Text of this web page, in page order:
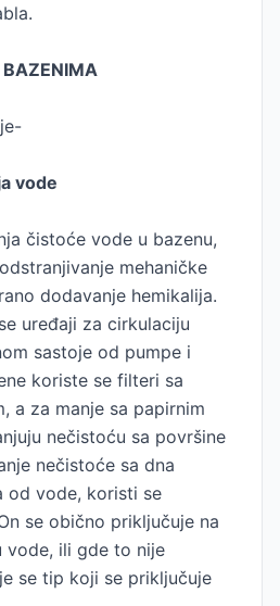
vode
čistoće vode u bazenu,
mehaničke
dodavanje hemikalija.
uređaji za cirkulaciju
sastoje od pumpe i
koriste se filteri sa
a za manje sa papirnim
nečistoću sa površine
nečistoće sa dna
od vode, koristi se
se obično priključuje na
vode, ili gde to nije
se tip koji se priključuje